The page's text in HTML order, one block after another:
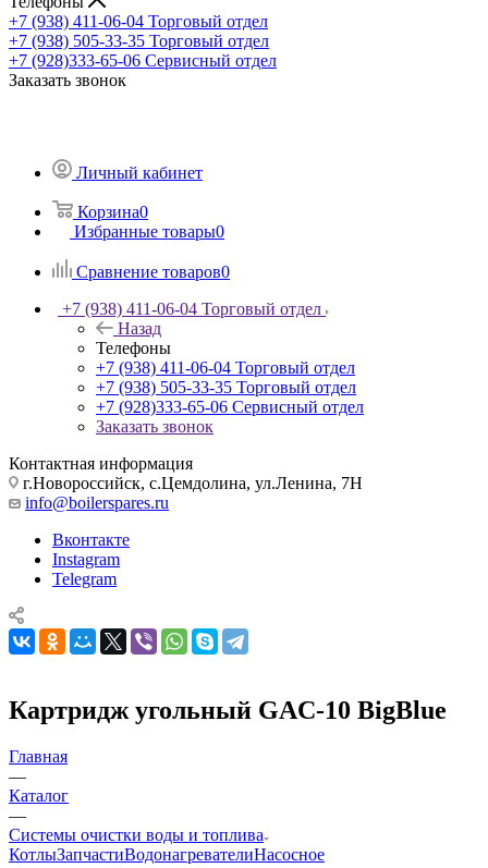
+7 (938) 411-06-04 Торговый отдел
+7 (938) 505-33-35 Торговый отдел
+7 (928)333-65-06 Сервисный отдел
Заказать звонок
Личный кабинет
Корзина0
Избранные товары0
Сравнение товаров0
+7 (938) 411-06-04 Торговый отдел
Назад
Телефоны
+7 (938) 411-06-04 Торговый отдел
+7 (938) 505-33-35 Торговый отдел
+7 (928)333-65-06 Сервисный отдел
Заказать звонок
Контактная информация
г.Новороссийск, с.Цемдолина, ул.Ленина, 7Н
info@boilerspares.ru
Вконтакте
Instagram
Telegram
Картридж угольный GAC-10 BigBlue
Главная
—
Каталог
—
Системы очистки воды и топлива
КотлыЗапчастиВодонагревателиНасосное